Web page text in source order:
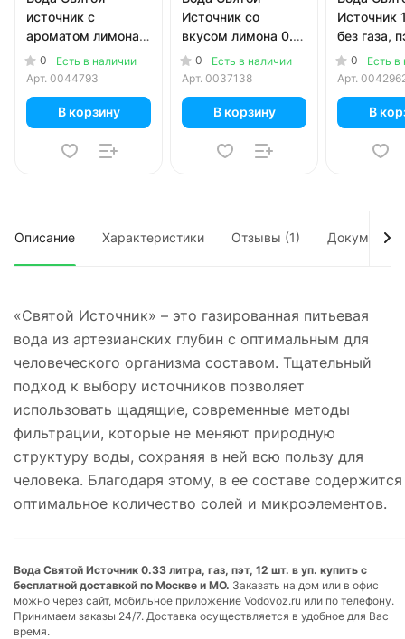
источник с
ароматом лимона и
лайма 1.5 литра,
газ, пэт, 6 шт. в уп.
0
Есть в наличии
Арт. 0044793
В корзину
Источник со
вкусом лимона 0.5
литра, без газа,
пэт, 12 шт. в уп.
0
Есть в наличии
Арт. 0037138
В корзину
Источник
без газа,
в уп.
0
Есть в
Арт.
В
Описание Характеристики Отзывы (1) Документы
«Святой Источник» – это газированная питьевая
вода из артезианских глубин с оптимальным для
человеческого организма составом. Тщательный
подход к выбору источников позволяет
использовать щадящие, современные методы
фильтрации, которые не меняют природную
структуру воды, сохраняя в ней всю пользу для
человека. Благодаря этому, в ее составе содержится
оптимальное количество солей и микроэлементов.
Вода Святой Источник 0.33 литра, газ, пэт, 12 шт. в уп. купить с
бесплатной доставкой по Москве и МО. Заказать на дом или в офис
можно через сайт, мобильное приложение Vodovoz.ru или по телефону.
Принимаем заказы 24/7. Доставка осуществляется в удобное для Вас
время.